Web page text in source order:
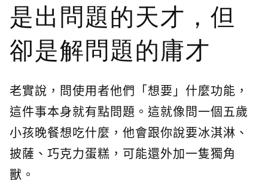
是出問題的天才，但
卻是解問題的庸才
老實說，問使用者他們「想要」什麼功能，
這件事本身就有點問題。這就像問一個五歲
小孩晚餐想吃什麼，他會跟你說要冰淇淋、
披薩、巧克力蛋糕，可能還外加一隻獨角
獸。